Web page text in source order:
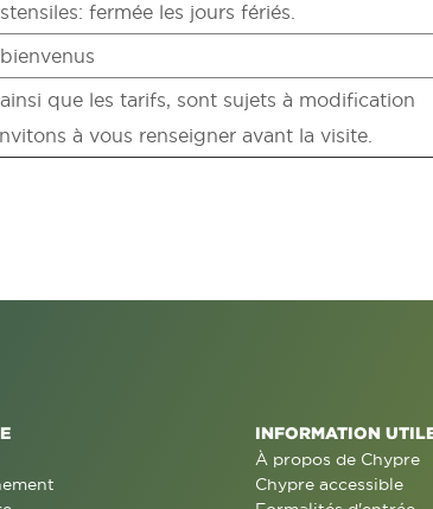
fermée les jours fériés.
que les tarifs, sont sujets à modification
à vous renseigner avant la visite.
INFORMATION
À propos de Chypre
Chypre accessible